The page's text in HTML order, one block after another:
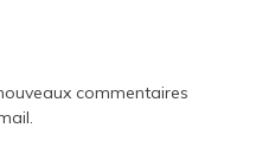
commentaires